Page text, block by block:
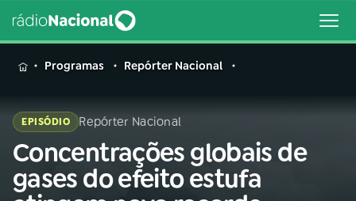
MENU
Buscar
na
Rádio
Buscar
Programas Repórter Nacional
EPISÓDIO Repórter Nacional
Concentrações globais de
gases do efeito estufa